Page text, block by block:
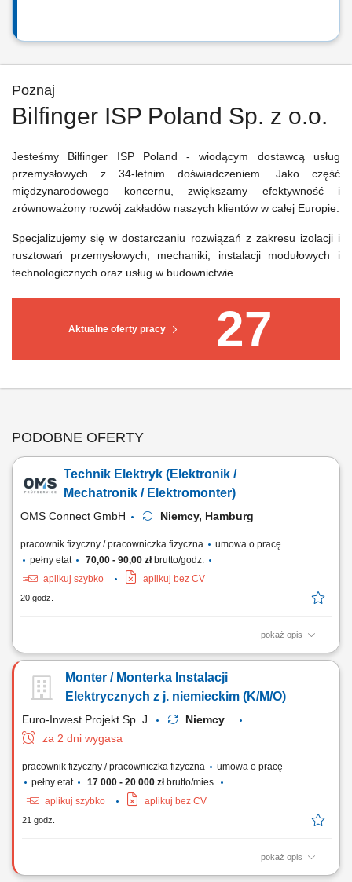
Poznaj
Bilfinger ISP Poland Sp. z o.o.
Aktualne oferty pracy 27
Jesteśmy Bilfinger ISP Poland - wiodącym dostawcą usług
przemysłowych z 34-letnim doświadczeniem. Jako część
międzynarodowego koncernu, zwiększamy efektywność i
zrównoważony rozwój zakładów naszych klientów w całej Europie.
Specjalizujemy się w dostarczaniu rozwiązań z zakresu izolacji i
rusztowań przemysłowych, mechaniki, instalacji modułowych i
technologicznych oraz usług w budownictwie.
PODOBNE OFERTY
Technik Elektryk (Elektronik /
Mechatronik / Elektromonter)
OMS Connect GmbH Niemcy, Hamburg
pracownik fizyczny / pracowniczka fizyczna
umowa o pracę
pełny etat
70,00 - 90,00 złbrutto/godz.
aplikuj szybko
aplikuj bez CV
20 godz.
pokaż opis
Twoje zadania jako Technik Elektryk/ Elektronik/ Mechatronik/
kable; Wykonywanie podstawowych pomiarów przy użyciu miernika;
Dojazd do klienta z biura firmy samochodem służbowym; Twoje
Monter / Monterka Instalacji
Elektrycznych z j. niemieckim (K/M/O)
Euro-Inwest Projekt Sp. J.
Niemcy
za 2 dni wygasa
pracownik fizyczny / pracowniczka fizyczna
umowa o pracę
pełny etat
17 000 - 20 000 złbrutto/mies.
aplikuj szybko
aplikuj bez CV
21 godz.
pokaż opis
Montaż instalacji elektrycznych, tras kablowych i linii. Instalowanie